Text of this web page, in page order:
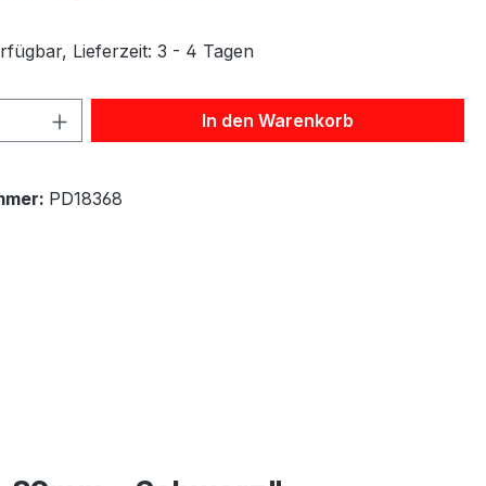
Lieferzeit: 3 - 4 Tagen
Anzahl: Gib den gewünschten Wert
In den Warenkorb
PD18368